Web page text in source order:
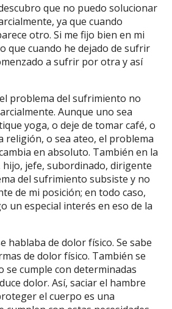
que no puedo solucionar
ya que cuando
otro. Si me fijo bien en mi
que cuando he dejado de sufrir
a sufrir por otra y así
problema del sufrimiento no
Aunque uno sea
yoga, o deje de tomar café, o
religión, o sea ateo, el problema
en absoluto. También en la
hijo, jefe, subordinado, dirigente
del sufrimiento subsiste y no
de mi posición; en todo caso,
un especial interés en eso de la
hablaba de dolor físico. Se sabe
de dolor físico. También se
se cumple con determinadas
dolor. Así, saciar el hambre
el cuerpo es una